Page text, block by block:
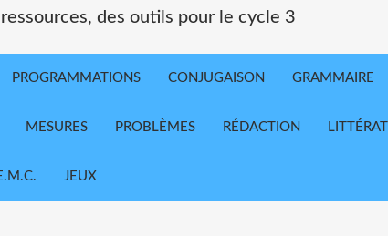
ressources, des outils pour le cycle 3
PROGRAMMATIONS CONJUGAISON GRAMMAIRE
MESURES PROBLÈMES RÉDACTION
JEUX